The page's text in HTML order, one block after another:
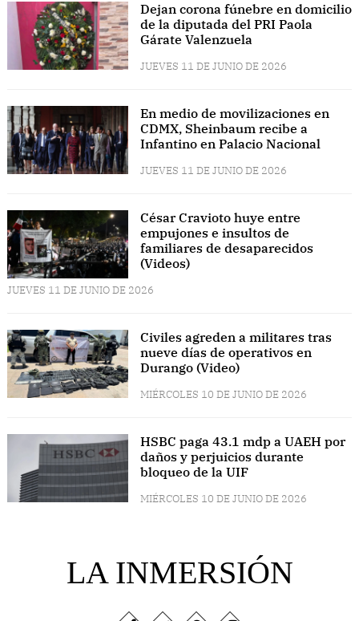
Dejan corona fúnebre en domicilio
de la diputada del PRI Paola
Gárate Valenzuela
JUEVES 11 DE JUNIO DE 2026
En medio de movilizaciones en
CDMX, Sheinbaum recibe a
Infantino en Palacio Nacional
JUEVES 11 DE JUNIO DE 2026
César Cravioto huye entre
empujones e insultos de
familiares de desaparecidos
(Videos)
JUEVES 11 DE JUNIO DE 2026
Civiles agreden a militares tras
nueve días de operativos en
Durango (Video)
MIÉRCOLES 10 DE JUNIO DE 2026
HSBC paga 43.1 mdp a UAEH por
daños y perjuicios durante
bloqueo de la UIF
MIÉRCOLES 10 DE JUNIO DE 2026
LA INMERSIÓN